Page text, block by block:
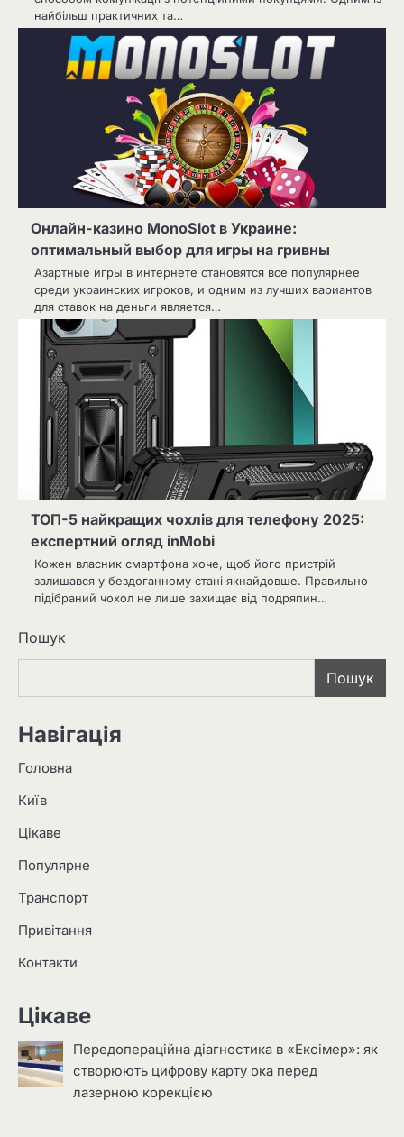
найбільш практичних та…
Онлайн-казино MonoSlot в Украине:
оптимальный выбор для игры на гривны
Азартные игры в интернете становятся все популярнее
среди украинских игроков, и одним из лучших вариантов
для ставок на деньги является…
ТОП-5 найкращих чохлів для телефону 2025:
експертний огляд inMobi
Кожен власник смартфона хоче, щоб його пристрій
залишався у бездоганному стані якнайдовше. Правильно
підібраний чохол не лише захищає від подряпин…
Пошук
Пошук
Навігація
Головна
Київ
Цікаве
Популярне
Транспорт
Привітання
Контакти
Цікаве
Передопераційна діагностика в «Ексімер»: як
створюють цифрову карту ока перед
лазерною корекцією